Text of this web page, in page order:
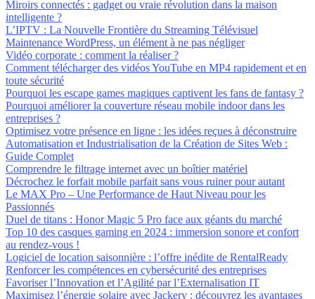
Miroirs connectés : gadget ou vraie révolution dans la maison
intelligente ?
L’IPTV : La Nouvelle Frontière du Streaming Télévisuel
Maintenance WordPress, un élément à ne pas négliger
Vidéo corporate : comment la réaliser ?
Comment télécharger des vidéos YouTube en MP4 rapidement et en
toute sécurité
Pourquoi les escape games magiques captivent les fans de fantasy ?
Pourquoi améliorer la couverture réseau mobile indoor dans les
entreprises ?
Optimisez votre présence en ligne : les idées reçues à déconstruire
Automatisation et Industrialisation de la Création de Sites Web :
Guide Complet
Comprendre le filtrage internet avec un boîtier matériel
Décrochez le forfait mobile parfait sans vous ruiner pour autant
Le MAX Pro – Une Performance de Haut Niveau pour les
Passionnés
Duel de titans : Honor Magic 5 Pro face aux géants du marché
Top 10 des casques gaming en 2024 : immersion sonore et confort
au rendez-vous !
Logiciel de location saisonnière : l’offre inédite de RentalReady
Renforcer les compétences en cybersécurité des entreprises
Favoriser l’Innovation et l’Agilité par l’Externalisation IT
Maximisez l’énergie solaire avec Jackery : découvrez les avantages